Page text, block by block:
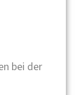
bei der